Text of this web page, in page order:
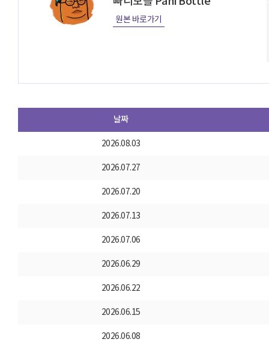
원본 바로가기
날짜
2026.08.03
2026.07.27
2026.07.20
2026.07.13
2026.07.06
2026.06.29
2026.06.22
2026.06.15
2026.06.08